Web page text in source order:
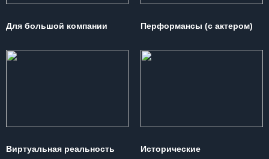
Для большой компании Перформансы (с актером)
Виртуальная реальность Исторические